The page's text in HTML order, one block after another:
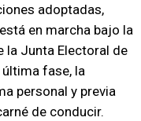
adoptadas,
en marcha bajo la
la Junta Electoral de
fase, la
personal y previa
de conducir.